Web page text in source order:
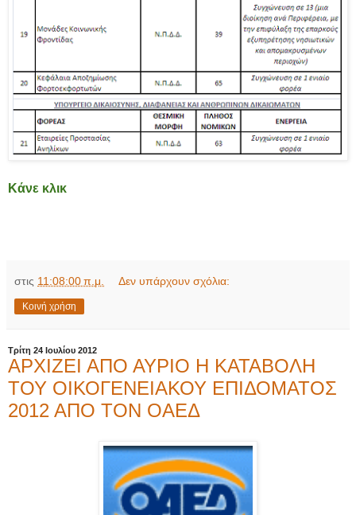
Κάνε κλικ
στις 11:08:00 π.μ. Δεν υπάρχουν σχόλια:
Κοινή χρήση
Τρίτη 24 Ιουλίου 2012
ΑΡΧΙΖΕΙ ΑΠΟ ΑΥΡΙΟ Η ΚΑΤΑΒΟΛΗ
ΤΟΥ ΟΙΚΟΓΕΝΕΙΑΚΟΥ ΕΠΙΔΟΜΑΤΟΣ
2012 ΑΠΟ ΤΟΝ ΟΑΕΔ